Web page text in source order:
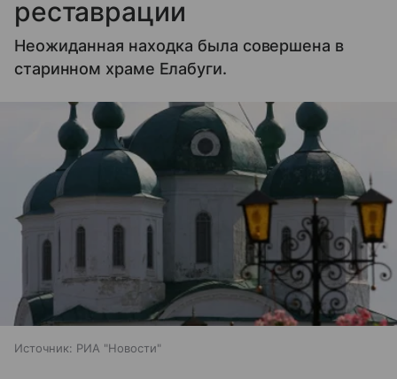
реставрации
Неожиданная находка была совершена в
старинном храме Елабуги.
Источник: РИА "Новости"